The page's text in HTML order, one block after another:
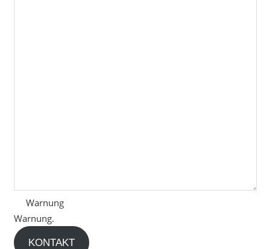
Warnung
Warnung.
KONTAKT